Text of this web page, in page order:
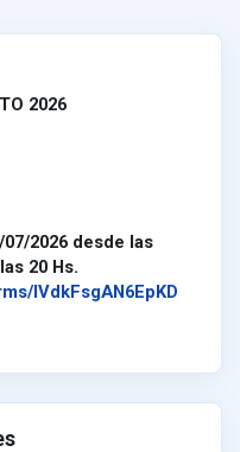
2026
2026 desde las
20 Hs.
lVdkFsgAN6EpKD